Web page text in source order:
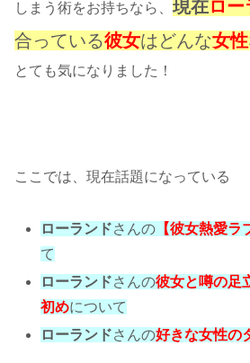
しまう術をお持ちなら、 現在ロー
合っている彼女はどんな女性
とても気になりました！
ここでは、現在話題になっている
ローランドさんの 【彼女熱愛ラ
て
ローランドさんの彼女と噂の足
初めについて
ローランドさんの好きな女性の